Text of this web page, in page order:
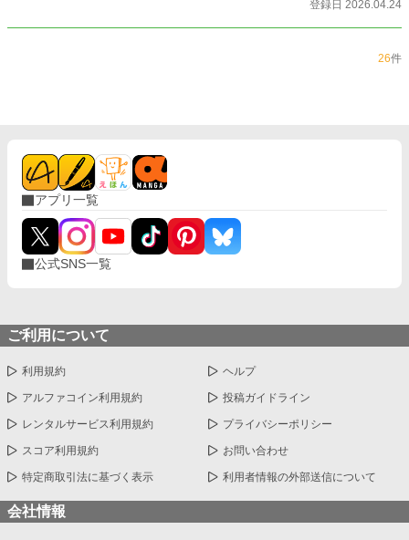
登録日 2026.04.24
26件
アプリ一覧
公式SNS一覧
ご利用について
利用規約 ヘルプ
アルファコイン利用規約 投稿ガイドライン
レンタルサービス利用規約 プライバシーポリシー
スコア利用規約 お問い合わせ
特定商取引法に基づく表示 利用者情報の外部送信について
会社情報